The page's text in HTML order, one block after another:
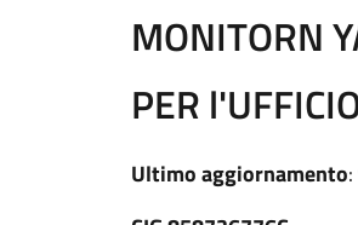
MONITORN
PER
Ultimo aggiornamento